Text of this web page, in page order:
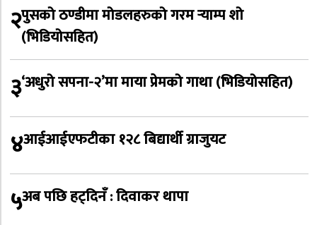
२पुसको ठण्डीमा मोडलहरुको गरम र्‍याम्प शो
(भिडियोसहित)
३‘अधुरो सपना-२’मा माया प्रेमको गाथा (भिडियोसहित)
४आईआईएफटीका १२८ बिद्यार्थी ग्राजुयट
५अब पछि हट्दिनँ : दिवाकर थापा